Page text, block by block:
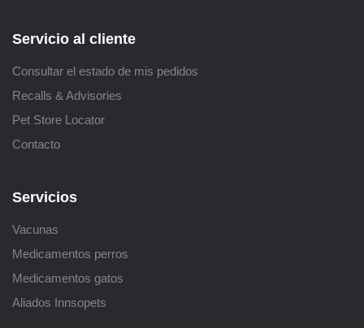
Servicio al cliente
Consultar el estado de mis pedidos
Recalls & Advisories
Pet Store Locator
Contacto
Servicios
Vacunas
Medicamentos perros
Medicamentos gatos
Aliados Innsopets